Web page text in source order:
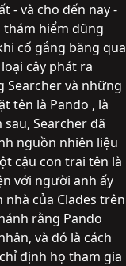
- và cho đến nay -
thám hiểm dũng
cố gắng băng qua
cây phát ra
Searcher và những
tên là Pando , là
Searcher đã
nguồn nhiên liệu
cậu con trai tên là
với người anh ấy
của Clades trên
rằng Pando
và đó là cách
định họ tham gia